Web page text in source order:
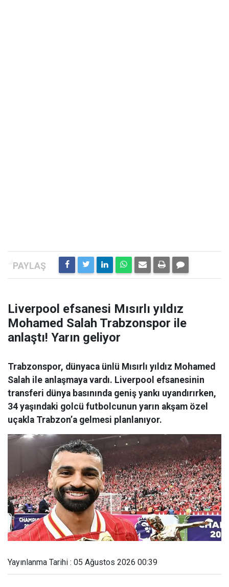
Liverpool efsanesi Mısırlı yıldız
Mohamed Salah Trabzonspor ile
anlaştı! Yarın geliyor
Trabzonspor, dünyaca ünlü Mısırlı yıldız Mohamed
Salah ile anlaşmaya vardı. Liverpool efsanesinin
transferi dünya basınında geniş yankı uyandırırken,
34 yaşındaki golcü futbolcunun yarın akşam özel
uçakla Trabzon’a gelmesi planlanıyor.
Yayınlanma Tarihi : 05 Ağustos 2026 00:39